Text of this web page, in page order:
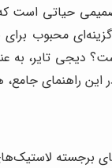
حیاتی است که
محبوب برای
دیجی تایر، به
راهنمای
برجسته